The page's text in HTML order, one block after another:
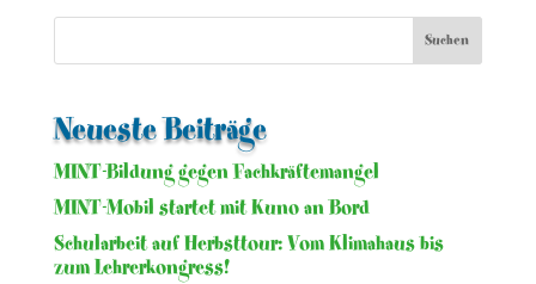
Neueste Beiträge
MINT-Bildung gegen Fachkräftemangel
MINT-Mobil startet mit Kuno an Bord
Schularbeit auf Herbsttour: Vom Klimahaus bis
zum Lehrerkongress!